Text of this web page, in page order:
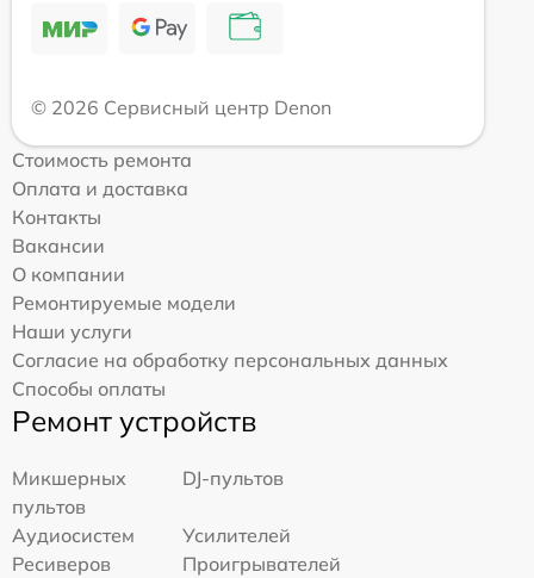
© 2026 Сервисный центр Denon
Стоимость ремонта
Оплата и доставка
Контакты
Вакансии
О компании
Ремонтируемые модели
Наши услуги
Согласие на обработку персональных данных
Способы оплаты
Ремонт устройств
Микшерных
пультов
DJ-пультов
Аудиосистем
Усилителей
Ресиверов
Проигрывателей